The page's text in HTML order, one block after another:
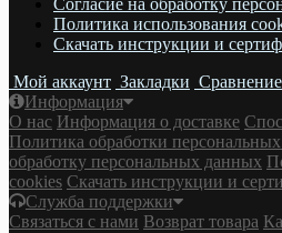
Согласие на обработку
Политика использования
Скачать инструкции и
Мой аккаунт Закладки Сравнение
Информация
О нас Информация о доставке
Политика обработки
обработку персональных данных
cookies Скачать инструкции и
Служба поддержки
Связаться с нами Возврат товара